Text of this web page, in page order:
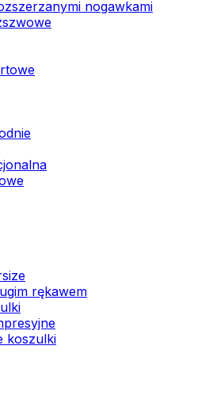
nogawkami
rękawem
koszulki